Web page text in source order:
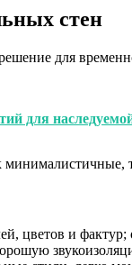
стен
для
для
цветов и